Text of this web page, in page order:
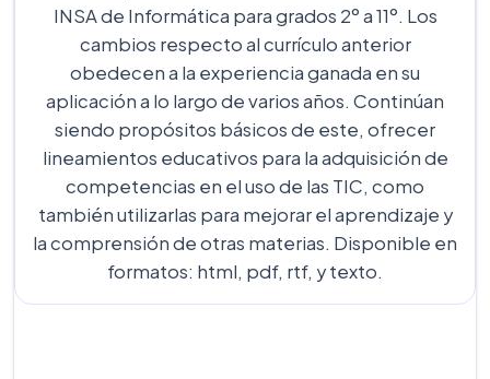
INSA de Informática para grados 2º a 11º. Los
cambios respecto al currículo anterior
obedecen a la experiencia ganada en su
aplicación a lo largo de varios años. Continúan
siendo propósitos básicos de este, ofrecer
lineamientos educativos para la adquisición de
competencias en el uso de las TIC, como
también utilizarlas para mejorar el aprendizaje y
la comprensión de otras materias. Disponible en
formatos: html, pdf, rtf, y texto.